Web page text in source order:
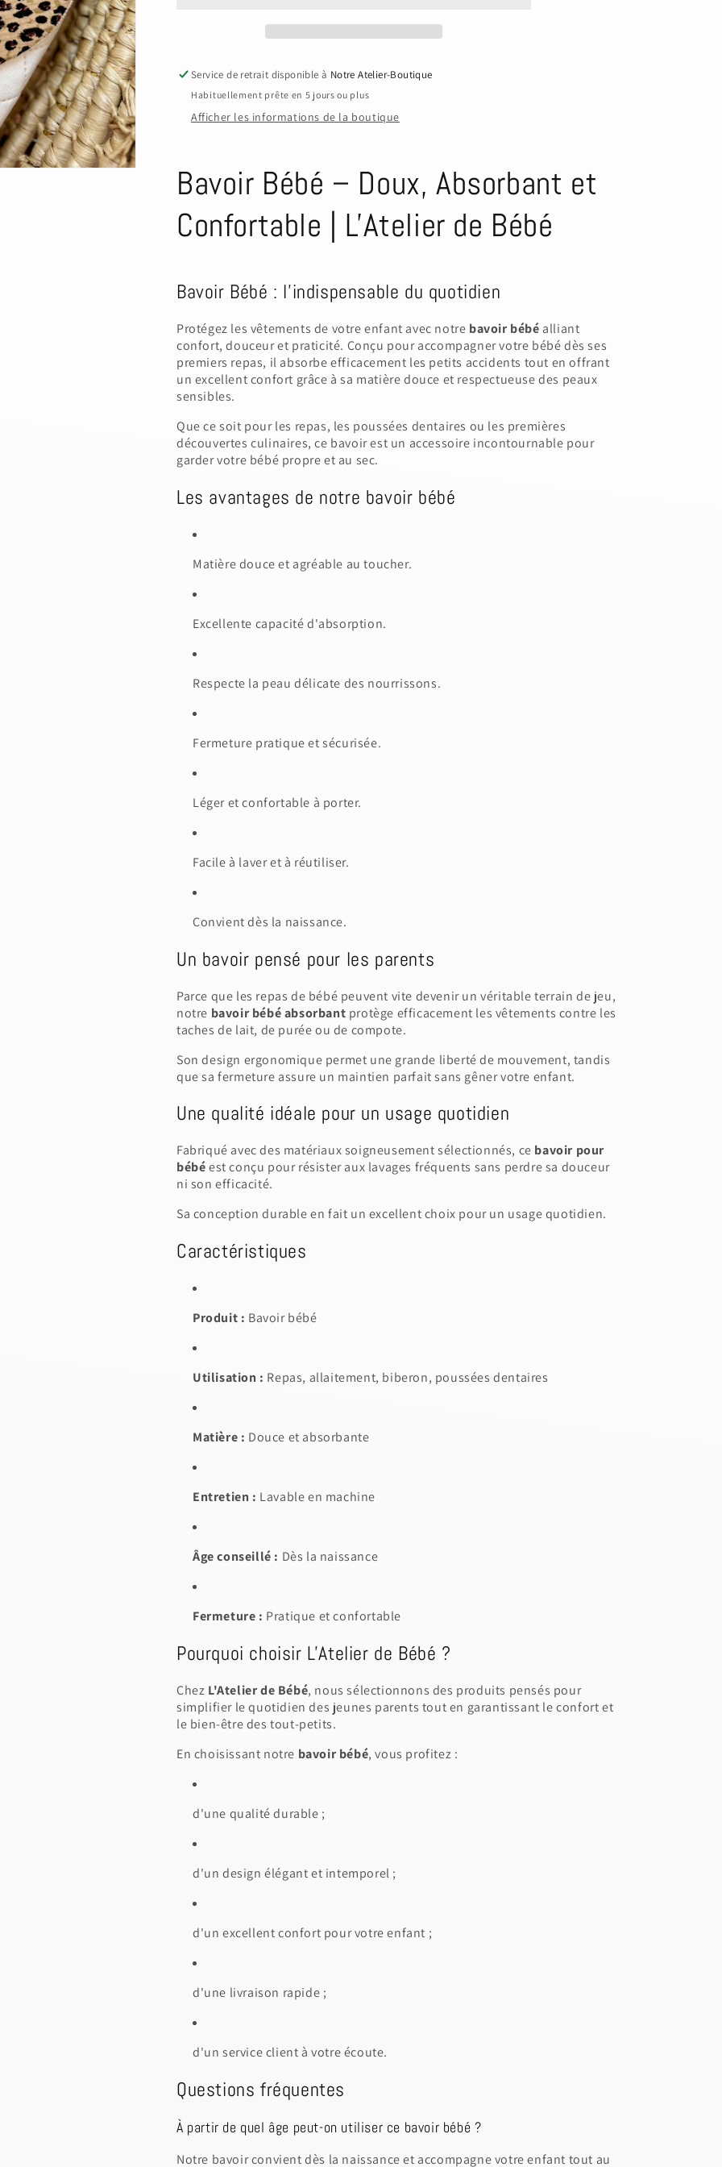
Discard Save as draft
as a draft, please login to save your artwork to your account for further editing or
Close
PRICE
Confirm
Service de retrait disponible à Notre Atelier-Boutique
Habituellement prête en 5 jours ou plus
Afficher les informations de la boutique
Bavoir Bébé – Doux, Absorbant et
Confortable | L'Atelier de Bébé
Bavoir Bébé : l'indispensable du quotidien
Protégez les vêtements de votre enfant avec notre bavoir bébé alliant
confort, douceur et praticité. Conçu pour accompagner votre bébé dès ses
premiers repas, il absorbe efficacement les petits accidents tout en offrant
un excellent confort grâce à sa matière douce et respectueuse des peaux
sensibles.
Que ce soit pour les repas, les poussées dentaires ou les premières
découvertes culinaires, ce bavoir est un accessoire incontournable pour
garder votre bébé propre et au sec.
Les avantages de notre bavoir bébé
Matière douce et agréable au toucher.
Excellente capacité d'absorption.
Respecte la peau délicate des nourrissons.
Fermeture pratique et sécurisée.
Léger et confortable à porter.
Facile à laver et à réutiliser.
Convient dès la naissance.
Un bavoir pensé pour les parents
Parce que les repas de bébé peuvent vite devenir un véritable terrain de jeu,
notre bavoir bébé absorbant protège efficacement les vêtements contre les
taches de lait, de purée ou de compote.
Son design ergonomique permet une grande liberté de mouvement, tandis
que sa fermeture assure un maintien parfait sans gêner votre enfant.
Une qualité idéale pour un usage quotidien
Fabriqué avec des matériaux soigneusement sélectionnés, ce bavoir pour
bébéest conçu pour résister aux lavages fréquents sans perdre sa douceur
ni son efficacité.
Sa conception durable en fait un excellent choix pour un usage quotidien.
Caractéristiques
Produit : Bavoir bébé
Utilisation : Repas, allaitement, biberon, poussées dentaires
Matière : Douce et absorbante
Entretien : Lavable en machine
Âge conseillé : Dès la naissance
Fermeture : Pratique et confortable
Pourquoi choisir L'Atelier de Bébé ?
Chez L'Atelier de Bébé, nous sélectionnons des produits pensés pour
simplifier le quotidien des jeunes parents tout en garantissant le confort et
le bien-être des tout-petits.
En choisissant notre bavoir bébé, vous profitez :
d'une qualité durable ;
d'un design élégant et intemporel ;
d'un excellent confort pour votre enfant ;
d'une livraison rapide ;
d'un service client à votre écoute.
Questions fréquentes
À partir de quel âge peut-on utiliser ce bavoir bébé ?
Notre bavoir convient dès la naissance et accompagne votre enfant tout au